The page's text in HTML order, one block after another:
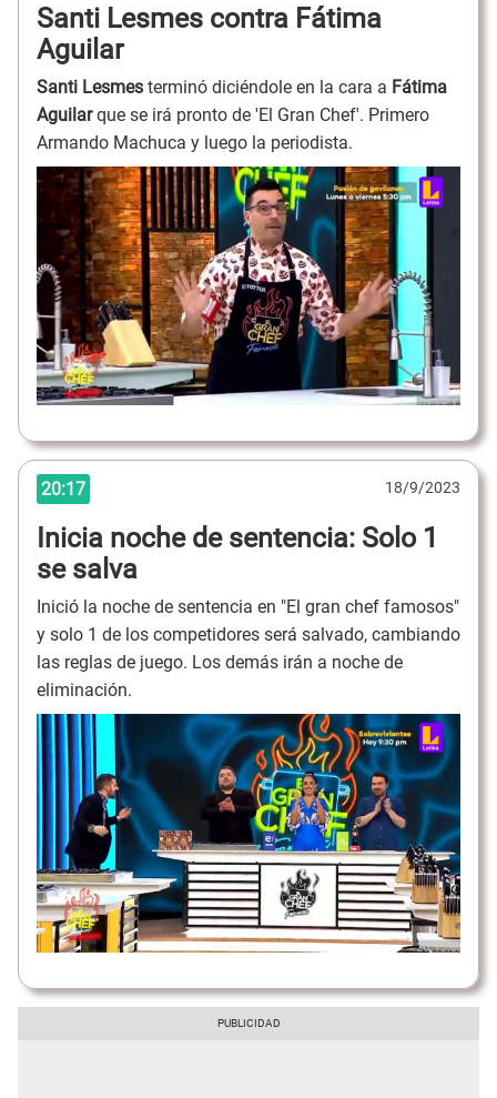
Santi Lesmes contra Fátima
Aguilar
Santi Lesmes terminó diciéndole en la cara a Fátima
Aguilarque se irá pronto de 'El Gran Chef'. Primero
Armando Machuca y luego la periodista.
20:17 18/9/2023
Inicia noche de sentencia: Solo 1
se salva
Inició la noche de sentencia en "El gran chef famosos"
y solo 1 de los competidores será salvado, cambiando
las reglas de juego. Los demás irán a noche de
eliminación.